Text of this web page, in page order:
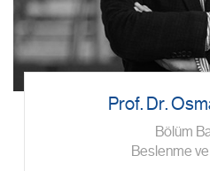
Prof. Dr.
Bölüm
Beslenme